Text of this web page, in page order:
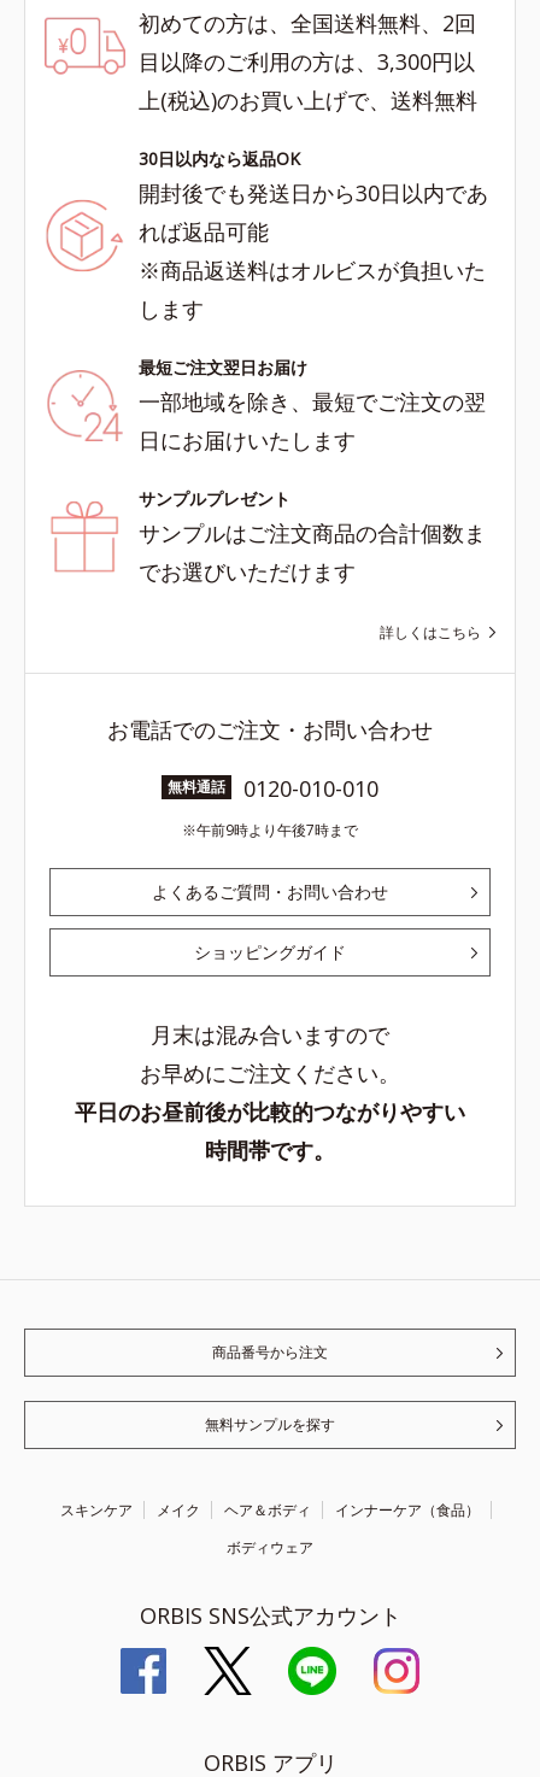
初めての方は、全国送料無料、2回
目以降のご利用の方は、3,300円以
上(税込)のお買い上げで、送料無料
30日以内なら返品OK
開封後でも発送日から30日以内であ
れば返品可能
※商品返送料はオルビスが負担いた
します
最短ご注文翌日お届け
一部地域を除き、最短でご注文の翌
日にお届けいたします
サンプルプレゼント
サンプルはご注文商品の合計個数ま
でお選びいただけます
詳しくはこちら
お電話でのご注文・お問い合わせ
無料通話 0120-010-010
午前9時より午後7時まで
よくあるご質問・お問い合わせ
ショッピングガイド
月末は混み合いますので
お早めにご注文ください。
平日のお昼前後が比較的つながりやすい
時間帯です。
商品番号から注文
無料サンプルを探す
スキンケア メイク ヘア＆ボディ
インナーケア（食品）
ボディウェア
ORBIS SNS公式アカウント
ORBIS アプリ